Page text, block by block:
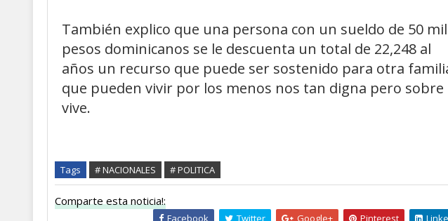
También explico que una persona con un sueldo de 50 mil
pesos dominicanos se le descuenta un total de 22,248 al
años un recurso que puede ser sostenido para otra
que pueden vivir por los menos nos tan digna pero sobre
vive.
Tags # NACIONALES # POLITICA
Comparte esta noticia!:
Facebook Twitter Google+ Pinterest